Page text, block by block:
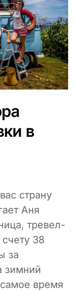
в
страну
Аня
тревел-
38
за
зимний
время